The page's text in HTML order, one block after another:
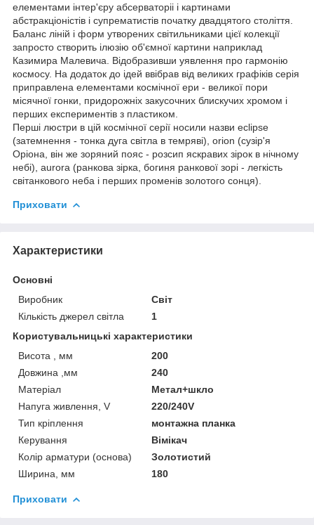
елементами інтер'єру абсерваторіі і картинами
абстракціоністів і супрематистів початку двадцятого століття.
Баланс ліній і форм утворених світильниками цієї колекції
запросто створить ілюзію об'ємної картини наприклад
Казимира Малевича. Відобразивши уявлення про гармонію
космосу. На додаток до ідей ввібрав від великих графіків серія
приправлена елементами космічної ери - великої пори
місячної гонки, придорожніх закусочних блискучих хромом і
перших експериментів з пластиком.
Перші люстри в цій космічної серії носили назви eclipse
(затемнення - тонка дуга світла в темряві), orion (сузір'я
Оріона, він же зоряний пояс - розсип яскравих зірок в нічному
небі), aurora (ранкова зірка, богиня ранкової зорі - легкість
світанкового неба і перших променів золотого сонця).
Приховати
Характеристики
Основні
Виробник
Світ
Кількість джерел світла
1
Користувальницькі характеристики
Висота , мм
200
Довжина ,мм
240
Матеріал
Метал+шкло
Напуга живлення, V
220/240V
Тип кріплення
монтажна планка
Керування
Вімікач
Колір арматури (основа)
Золотистий
Ширина, мм
180
Приховати